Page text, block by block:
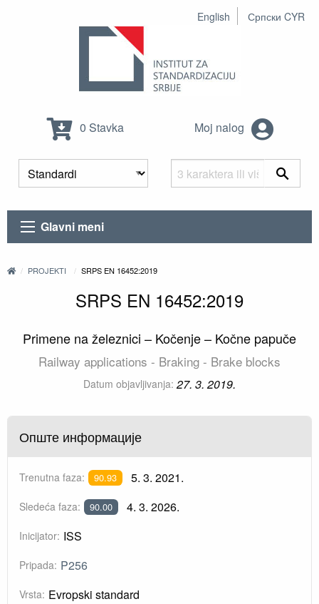
English Српски CYR
0 Stavka Moj nalog
Glavni meni
PROJEKTI SRPS EN 16452:2019
SRPS EN 16452:2019
Primene na železnici – Kočenje – Kočne papuče
Railway applications - Braking - Brake blocks
Datum objavljivanja: 27. 3. 2019.
Опште информације
Trenutna faza: 90.93 5. 3. 2021.
Sledeća faza: 90.00 4. 3. 2026.
Inicijator: ISS
Pripada: P256
Vrsta: Evropski standard